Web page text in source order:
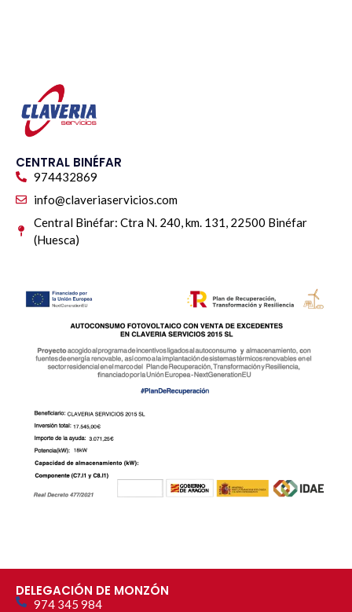
CENTRAL BINÉFAR
974432869
info@claveriaservicios.com
Central Binéfar: Ctra N. 240, km. 131, 22500 Binéfar
(Huesca)
DELEGACIÓN DE MONZÓN
974 345 984